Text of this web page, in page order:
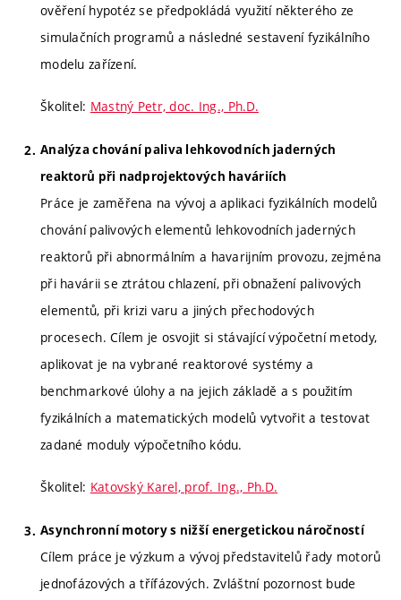
ověření hypotéz se předpokládá využití některého ze
simulačních programů a následné sestavení fyzikálního
modelu zařízení.
Školitel: Mastný Petr, doc. Ing., Ph.D.
Analýza chování paliva lehkovodních jaderných
reaktorů při nadprojektových haváriích
Práce je zaměřena na vývoj a aplikaci fyzikálních modelů
chování palivových elementů lehkovodních jaderných
reaktorů při abnormálním a havarijním provozu, zejména
při havárii se ztrátou chlazení, při obnažení palivových
elementů, při krizi varu a jiných přechodových
procesech. Cílem je osvojit si stávající výpočetní metody,
aplikovat je na vybrané reaktorové systémy a
benchmarkové úlohy a na jejich základě a s použitím
fyzikálních a matematických modelů vytvořit a testovat
zadané moduly výpočetního kódu.
Školitel: Katovský Karel, prof. Ing., Ph.D.
Asynchronní motory s nižší energetickou náročností
Cílem práce je výzkum a vývoj představitelů řady motorů
jednofázových a třífázových. Zvláštní pozornost bude